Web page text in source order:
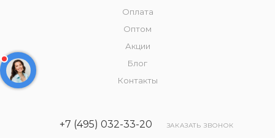
Оплата
Оптом
Акции
Блог
Контакты
+7 (495) 032-33-20 ЗАКАЗАТЬ ЗВОНОК